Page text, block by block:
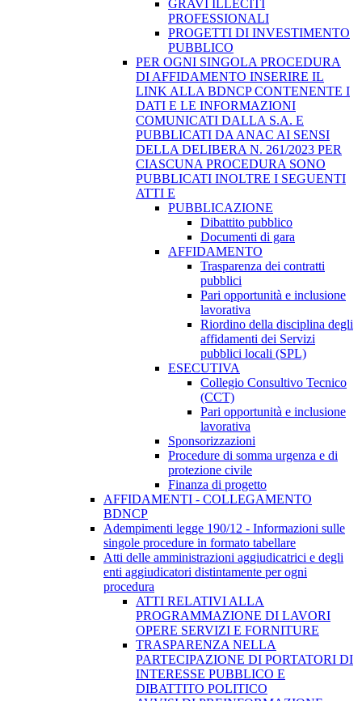
GRAVI ILLECITI
PROFESSIONALI
PROGETTI DI INVESTIMENTO
PUBBLICO
PER OGNI SINGOLA PROCEDURA
DI AFFIDAMENTO INSERIRE IL
LINK ALLA BDNCP CONTENENTE I
DATI E LE INFORMAZIONI
COMUNICATI DALLA S.A. E
PUBBLICATI DA ANAC AI SENSI
DELLA DELIBERA N. 261/2023 PER
CIASCUNA PROCEDURA SONO
PUBBLICATI INOLTRE I SEGUENTI
ATTI E
PUBBLICAZIONE
Dibattito pubblico
Documenti di gara
AFFIDAMENTO
Trasparenza dei contratti
pubblici
Pari opportunità e inclusione
lavorativa
Riordino della disciplina degli
affidamenti dei Servizi
pubblici locali (SPL)
ESECUTIVA
Collegio Consultivo Tecnico
(CCT)
Pari opportunità e inclusione
lavorativa
Sponsorizzazioni
Procedure di somma urgenza e di
protezione civile
Finanza di progetto
AFFIDAMENTI - COLLEGAMENTO
BDNCP
Adempimenti legge 190/12 - Informazioni sulle
singole procedure in formato tabellare
Atti delle amministrazioni aggiudicatrici e degli
enti aggiudicatori distintamente per ogni
procedura
ATTI RELATIVI ALLA
PROGRAMMAZIONE DI LAVORI
OPERE SERVIZI E FORNITURE
TRASPARENZA NELLA
PARTECIPAZIONE DI PORTATORI DI
INTERESSE PUBBLICO E
DIBATTITO POLITICO